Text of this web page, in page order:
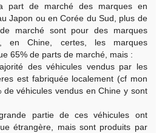
part de marché des marques en
Japon ou en Corée du Sud, plus de
marché sont pour des marques
en Chine, certes, les marques
65% de parts de marché, mais :
des véhicules vendus par les
est fabriquée localement (cf mon
de véhicules vendus en Chine y sont
partie de ces véhicules ont
étrangère, mais sont produits par